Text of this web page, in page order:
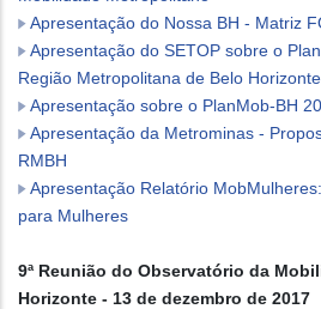
Apresentação do Nossa BH - Matriz
Apresentação do SETOP sobre o
Região Metropolitana de Belo Horizonte
Apresentação sobre o PlanMob-BH
Apresentação da Metrominas -
RMBH
Apresentação Relatório
para Mulheres
9ª Reunião do Observatório da
Horizonte - 13 de dezembro de 2017